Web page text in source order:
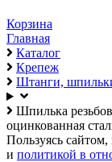
Корзина
Главная
Каталог
Крепеж
Штанги,
Шпилька
оцинкованная
Пользуясь
и политикой в